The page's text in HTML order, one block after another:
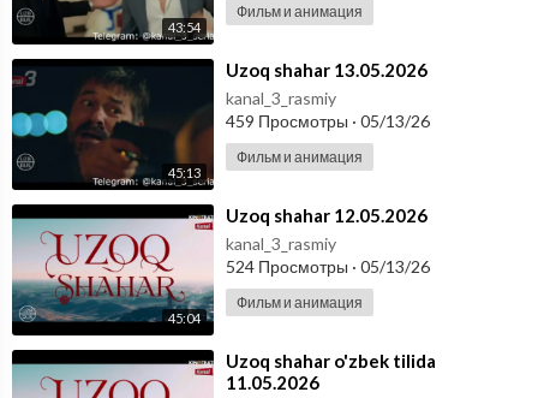
43:54
Фильм и анимация
45:13
⁣Uzoq shahar 13.05.2026
kanal_3_rasmiy
459 Просмотры · 05/13/26
Фильм и анимация
45:04
⁣Uzoq shahar 12.05.2026
kanal_3_rasmiy
524 Просмотры · 05/13/26
Фильм и анимация
⁣Uzoq shahar o'zbek tilida
11.05.2026